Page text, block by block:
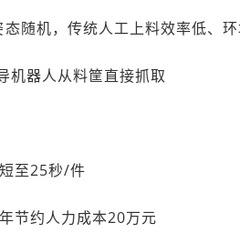
态随机，传统人工上料效率低、
机器人从料筐直接抓取
至25秒/件
节约人力成本20万元